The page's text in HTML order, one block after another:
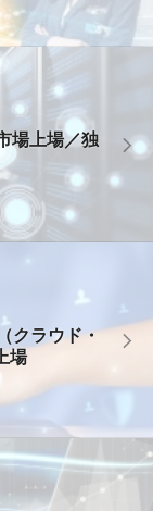
場上場／独
クラウド・
場